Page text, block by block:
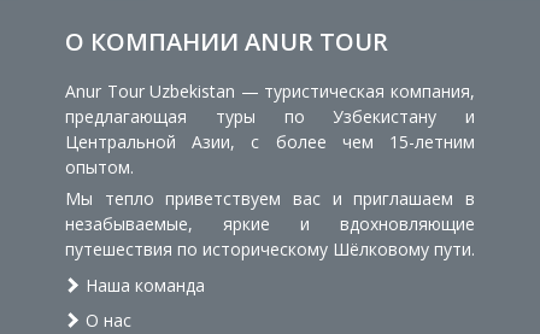
О КОМПАНИИ ANUR TOUR
Anur Tour Uzbekistan — туристическая компания,
предлагающая туры по Узбекистану и
Центральной Азии, с более чем 15-летним
опытом.
Мы тепло приветствуем вас и приглашаем в
незабываемые, яркие и вдохновляющие
путешествия по историческому Шёлковому пути.
Наша команда
О нас